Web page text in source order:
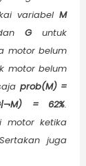
variabelM
danGuntuk
motor belum
motor belum
prob(M) =
= 62%.
motor ketika
juga